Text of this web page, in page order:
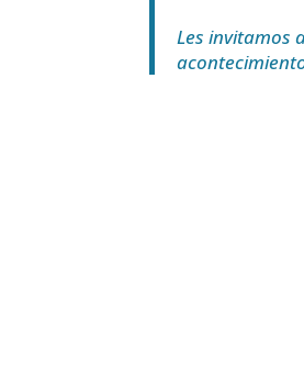
Les invitamos